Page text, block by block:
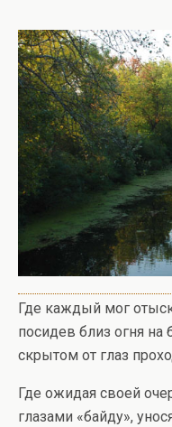
Где каждый мог
посидев близ огня на
скрытом от глаз
Где ожидая своей
глазами «байду»,